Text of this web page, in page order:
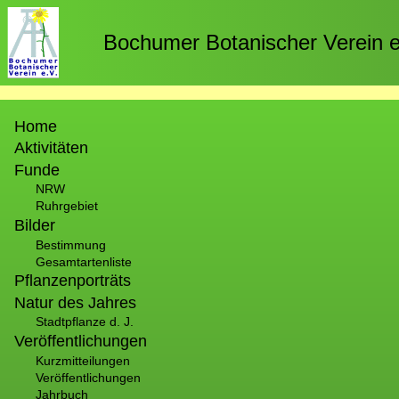
Direkt
zum
Inhalt
Bochumer Botanischer Verein
Home
Aktivitäten
Funde
NRW
Ruhrgebiet
Bilder
Bestimmung
Gesamtartenliste
Pflanzenporträts
Natur des Jahres
Stadtpflanze d. J.
Veröffentlichungen
Kurzmitteilungen
Veröffentlichungen
Jahrbuch